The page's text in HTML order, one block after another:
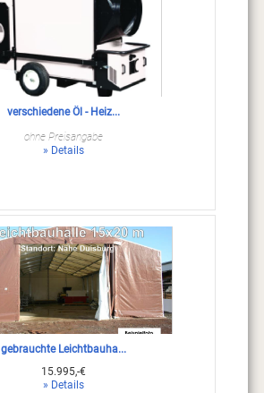
verschiedene Öl - Heiz...
ohne Preisangabe
» Details
gebrauchte Leichtbauha...
15.995,-€
» Details